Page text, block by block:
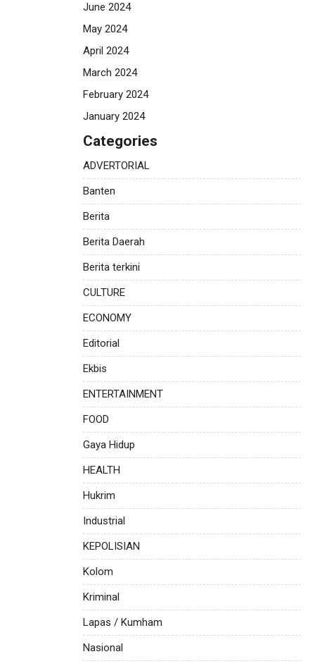
June 2024
May 2024
April 2024
March 2024
February 2024
January 2024
Categories
ADVERTORIAL
Banten
Berita
Berita Daerah
Berita terkini
CULTURE
ECONOMY
Editorial
Ekbis
ENTERTAINMENT
FOOD
Gaya Hidup
HEALTH
Hukrim
Industrial
KEPOLISIAN
Kolom
Kriminal
Lapas / Kumham
Nasional